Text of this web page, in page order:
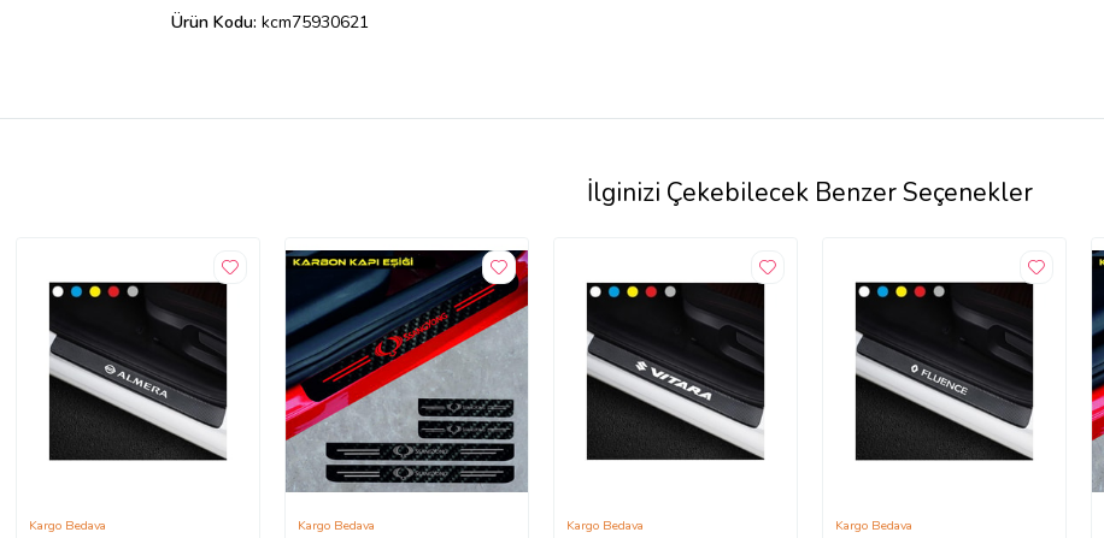
Ürün Kodu: kcm75930621
İlginizi Çekebilecek Benzer Seçenekler
Kargo Bedava Kargo Bedava Kargo Bedava Kargo Bedava